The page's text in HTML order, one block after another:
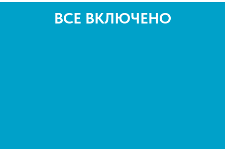
ВСЕ ВКЛЮЧЕНО